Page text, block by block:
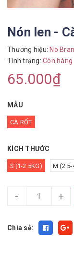
Nón len -
Thương hiệu: No
Tình trạng: Còn hàng
65.000₫
MẪU
CÀ RỐT
KÍCH THƯỚC
S (1-2.5KG) M (2.5-
- +
Chia sẻ: